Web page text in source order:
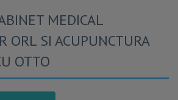
MEDICAL
ORL SI ACUPUNCTURA
OTTO